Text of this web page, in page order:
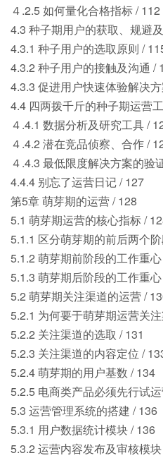
４.2.5 如何量化合格指标 / 112
4.3 种子期用户的获取、规避
4.3.1 种子用户的选取原则 /
4.3.2 种子用户的接触及沟通 /
4.3.3 促进用户快速体验解决
4.4 四两拨千斤的种子期运营
４.4.1 数据分析及研究工具 /
４.4.2 潜在竞品侦察、合作 /
４.4.3 最低限度解决方案的验
4.4.4 别忘了运营日记 / 127
第5章 萌芽期的运营 / 128
5.1 萌芽期运营的核心指标 /
5.1.1 区分萌芽期的前后两个
5.1.2 萌芽期前阶段的工作重
5.1.3 萌芽期后阶段的工作重
5.2 萌芽期关注渠道的运营 /
5.2.1 为何要于萌芽期运营关
5.2.2 关注渠道的选取 / 131
5.2.3 关注渠道的内容定位 /
5.2.4 萌芽期的用户基数 / 134
5.2.5 电商类产品必须先行试
5.3 运营管理系统的搭建 / 136
5.3.1 用户数据统计模块 / 136
5.3.2 运营内容发布及审核模